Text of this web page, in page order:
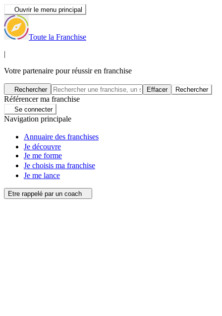
Ouvrir le menu principal
Toute la Franchise
|
Votre partenaire pour réussir en franchise
Rechercher Effacer Rechercher
Référencer ma franchise
Se connecter
Navigation principale
Annuaire des franchises
Je découvre
Je me forme
Je choisis ma franchise
Je me lance
Etre rappelé par un coach